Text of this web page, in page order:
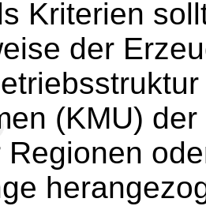
Kriterien
der
(KMU)
Regionen